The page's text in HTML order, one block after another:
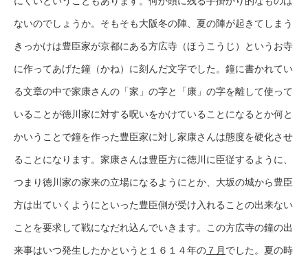
ないのでしょうか。そもそも大阪冬の陣、夏の陣が起きてしまう
きっかけは豊臣家が京都にある方広寺（ほうこうじ）というお寺
に作ってあげた鐘（かね）に刻んだ文字でした。鐘に書かれてい
る文章の中で家康さんの「家」の字と「康」の字を離して使って
いることが徳川家に対する呪いをかけていることになるとか何と
かいうことで鐘を作った豊臣家に対し家康さんは態度を硬化させ
ることになります。家康さんは豊臣方に徳川に臣従するように、
つまり徳川家の家来の立場になるようにとか、大坂の城から豊臣
方は出ていくようにといった豊臣側が受け入れることの出来ない
ことを要求して戦になだれ込んでいきます。この方広寺の鐘の出
来事はいつ発生したかというと１６１４年の ７月 でした。夏の時